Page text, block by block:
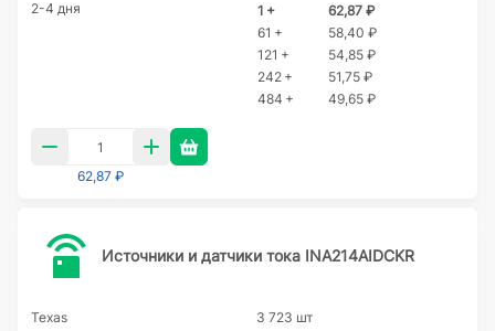
2-4 дня 1 +
62,87 ₽
61 +
58,40 ₽
121 +
54,85 ₽
242 +
51,75 ₽
484 +
49,65 ₽
62,87 ₽
Источники и датчики тока INA214AIDCKR
Texas 3 723 шт